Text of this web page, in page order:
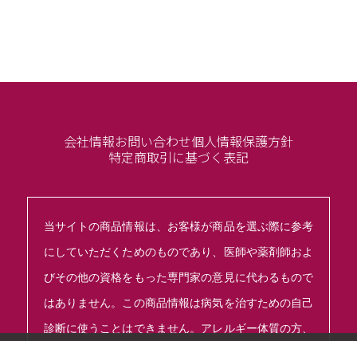
会社情報お問い合わせ個人情報保護方針
特定商取引に基づく表記
当サイトの商品情報は、お客様が商品を選ぶ際に参考
にしていただくためのものであり、医師や薬剤師およ
びその他の資格をもった専門家の意見に代わるもので
はありません。この商品情報は病気を治すための自己
診断に使うことはできません。アレルギー体質の方、